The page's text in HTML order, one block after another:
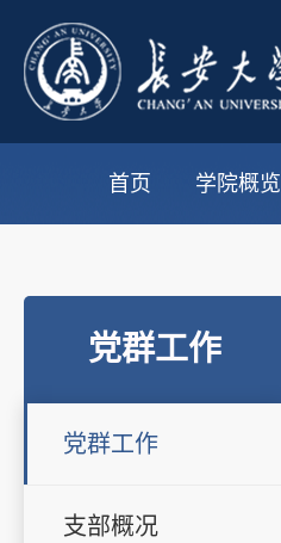
首页 学院概览
党群工作
党群工作
支部概况